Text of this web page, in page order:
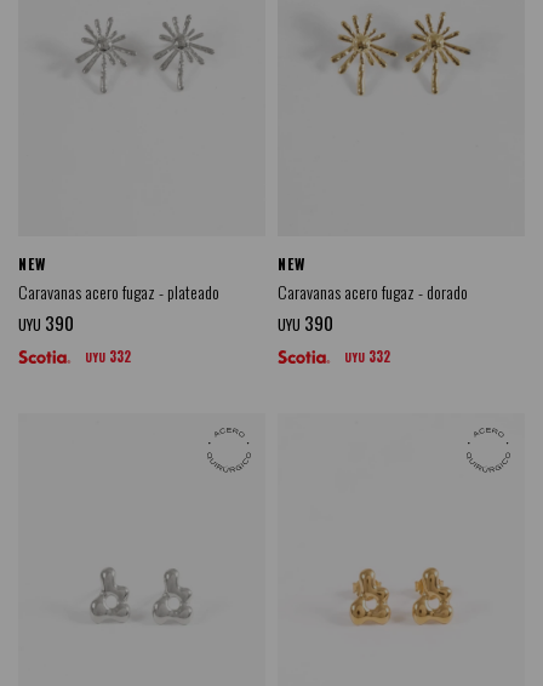
NEW
Caravanas acero fugaz - plateado
UYU 390
UYU 332
NEW
Caravanas acero fugaz - dorado
UYU 390
UYU 332